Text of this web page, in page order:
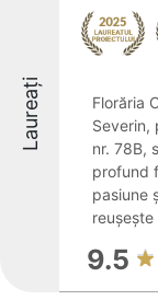
Laureați
Florăria
Severin,
nr. 78B,
profund
pasiune
9.5